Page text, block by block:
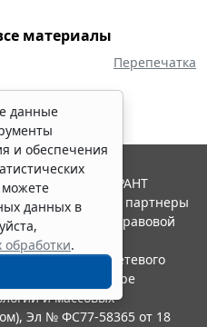
материалы
Перепечатка
данные
и обеспечения
данных в
обработки.
Система ГАРАНТ
"Гарант" и ее партнеры
ассоциации правовой
в качестве сетевого
по надзору в сфере
и массовых
Эл № ФС77-58365 от 18